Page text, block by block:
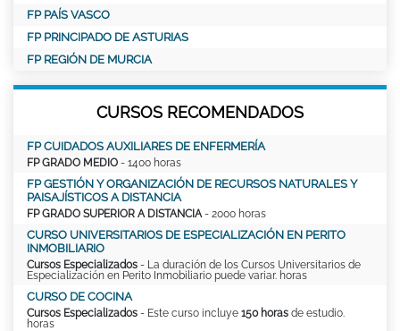
FP PAÍS VASCO
FP PRINCIPADO DE ASTURIAS
FP REGIÓN DE MURCIA
CURSOS RECOMENDADOS
FP CUIDADOS AUXILIARES DE ENFERMERÍA
FP GRADO MEDIO - 1400 horas
FP GESTIÓN Y ORGANIZACIÓN DE RECURSOS NATURALES Y
PAISAJÍSTICOS A DISTANCIA
FP GRADO SUPERIOR A DISTANCIA - 2000 horas
CURSO UNIVERSITARIOS DE ESPECIALIZACIÓN EN PERITO
INMOBILIARIO
Cursos Especializados - La duración de los Cursos Universitarios de
Especialización en Perito Inmobiliario puede variar. horas
CURSO DE COCINA
Cursos Especializados - Este curso incluye 150 horas de estudio.
horas